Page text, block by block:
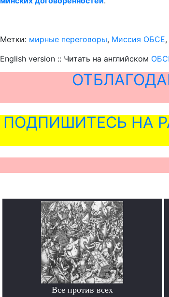
Метки: мирные переговоры, Миссия ОБСЕ,
English version :: Читать на английском
ПОДПИШИТЕСЬ НА
Все против всех